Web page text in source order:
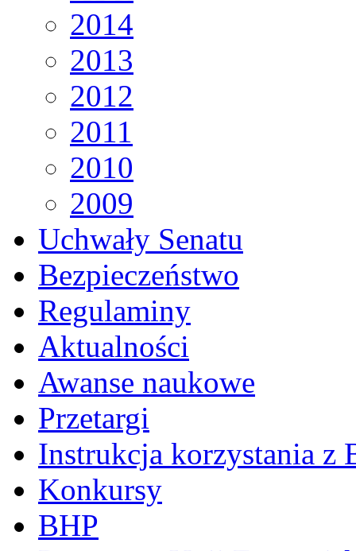
2014
2013
2012
2011
2010
2009
Uchwały Senatu
Bezpieczeństwo
Regulaminy
Aktualności
Awanse naukowe
Przetargi
Instrukcja korzystania z
Konkursy
BHP